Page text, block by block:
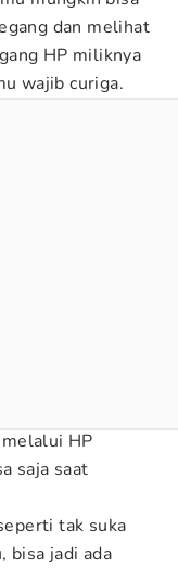
dan melihat
HP miliknya
wajib curiga.
HP
saja saat
tak suka
bisa jadi ada